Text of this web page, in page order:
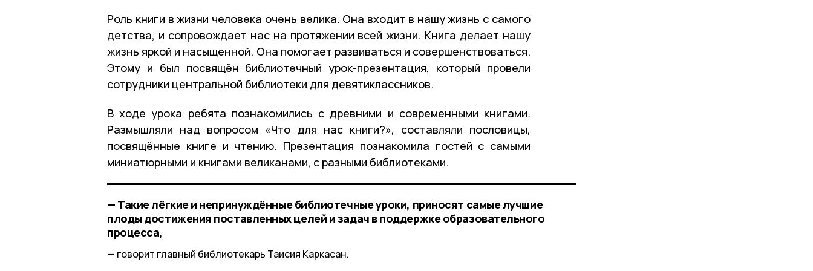
Роль книги в жизни человека очень велика. Она входит в нашу жизнь с самого
детства, и сопровождает нас на протяжении всей жизни. Книга делает нашу
жизнь яркой и насыщенной. Она помогает развиваться и совершенствоваться.
Этому и был посвящён библиотечный урок-презентация, который провели
сотрудники центральной библиотеки для девятиклассников.
В ходе урока ребята познакомились с древними и современными книгами.
Размышляли над вопросом «Что для нас книги?», составляли пословицы,
посвящённые книге и чтению. Презентация познакомила гостей с самыми
миниатюрными и книгами великанами, с разными библиотеками.
— Такие лёгкие и непринуждённые библиотечные уроки, приносят самые лучшие
плоды достижения поставленных целей и задач в поддержке образовательного
процесса,
говорит главный библиотекарь Таисия Каркасан.